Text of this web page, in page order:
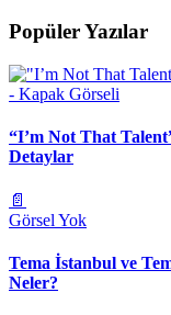
Popüler Yazılar
“I’m Not That
Detaylar
📄
Görsel Yok
Tema İstanbul ve
Neler?